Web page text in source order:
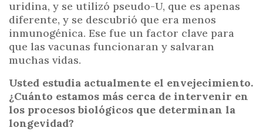
uridina, y se utilizó pseudo-U, que es apenas
diferente, y se descubrió que era menos
inmunogénica. Ese fue un factor clave para
que las vacunas funcionaran y salvaran
muchas vidas.
Usted estudia actualmente el envejecimiento.
¿Cuánto estamos más cerca de intervenir en
los procesos biológicos que determinan la
longevidad?